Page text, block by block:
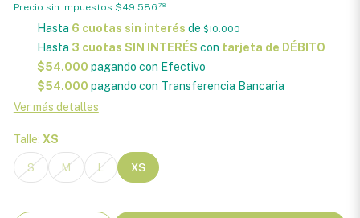
Precio sin impuestos $49.586 78
Hasta 6 cuotas sin interés de $10.000
Hasta 3 cuotas SIN INTERÉS con tarjeta de DÉBITO
$54.000 pagando con Efectivo
$54.000 pagando con Transferencia Bancaria
Ver más detalles
Talle: XS
S M L XS